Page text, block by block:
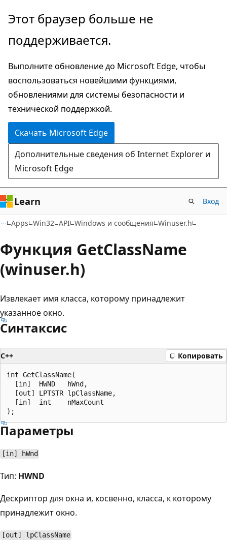
Пропустить
перейти
основному
содержимому
Этот браузер больше не
поддерживается.
Выполните обновление до Microsoft Edge, чтобы
воспользоваться новейшими функциями,
обновлениями для системы безопасности и
технической поддержкой.
Скачать Microsoft Edge
Дополнительные сведения об Internet Explorer и
Microsoft Edge
Learn Вход
Apps Win32 API Windows и сообщения Winuser.h
Функция GetClassName
(winuser.h)
Извлекает имя класса, которому принадлежит
указанное окно.
Синтаксис
C++ Копировать
int GetClassName(
  [in]  HWND   hWnd,
  [out] LPTSTR lpClassName,
  [in]  int    nMaxCount
Параметры
[in] hWnd
Тип: HWND
Дескриптор для окна и, косвенно, класса, к которому
принадлежит окно.
[out] lpClassName